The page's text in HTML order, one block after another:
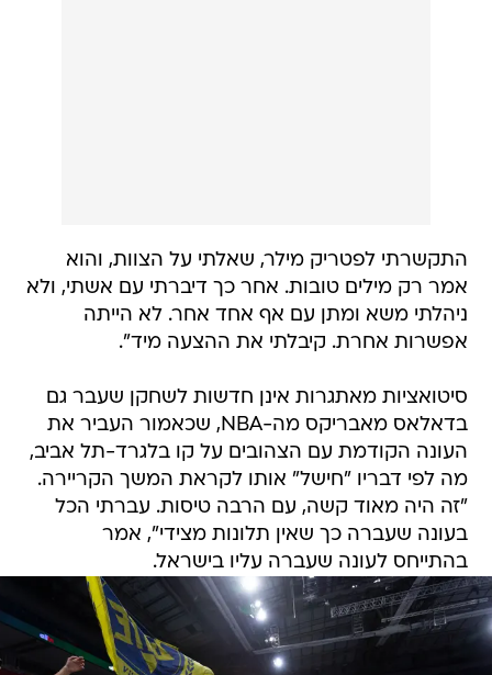
התקשרתי לפטריק מילר, שאלתי על הצוות, והוא
אמר רק מילים טובות. אחר כך דיברתי עם אשתי, ולא
ניהלתי משא ומתן עם אף אחד אחר. לא הייתה
אפשרות אחרת. קיבלתי את ההצעה מיד".
סיטואציות מאתגרות אינן חדשות לשחקן שעבר גם
בדאלאס מאבריקס מה-NBA, שכאמור העביר את
העונה הקודמת עם הצהובים על קו בלגרד-תל אביב,
מה לפי דבריו "חישל" אותו לקראת המשך הקריירה.
"זה היה מאוד קשה, עם הרבה טיסות. עברתי הכל
בעונה שעברה כך שאין תלונות מצידי", אמר
בהתייחס לעונה שעברה עליו בישראל.